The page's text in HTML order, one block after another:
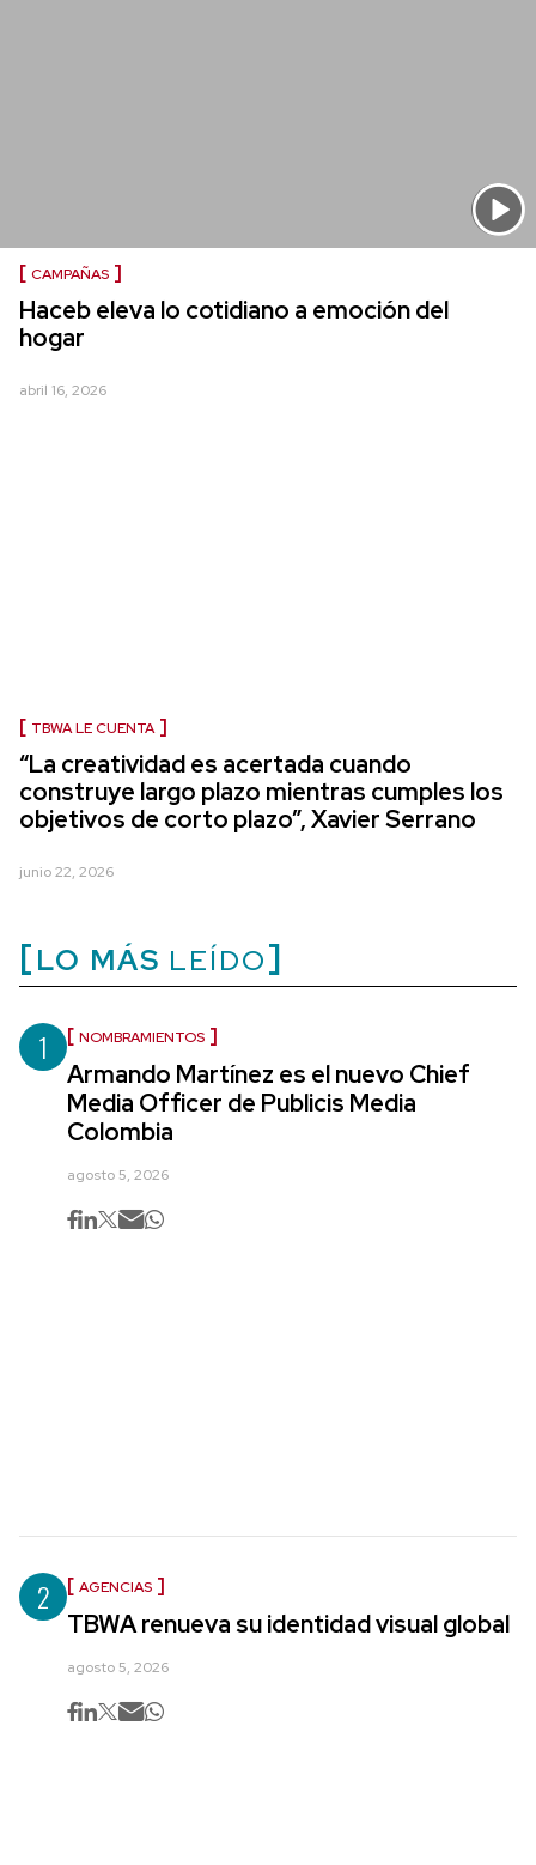
CAMPAÑAS
Haceb eleva lo cotidiano a emoción del
hogar
abril 16, 2026
TBWA LE CUENTA
“La creatividad es acertada cuando
construye largo plazo mientras cumples los
objetivos de corto plazo”, Xavier Serrano
junio 22, 2026
LO MÁS LEÍDO
1 NOMBRAMIENTOS
Armando Martínez es el nuevo Chief
Media Officer de Publicis Media
Colombia
agosto 5, 2026
2 AGENCIAS
TBWA renueva su identidad visual global
agosto 5, 2026